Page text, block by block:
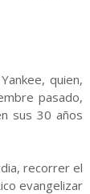
quien,
pasado,
sus 30 años
recorrer el
evangelizar